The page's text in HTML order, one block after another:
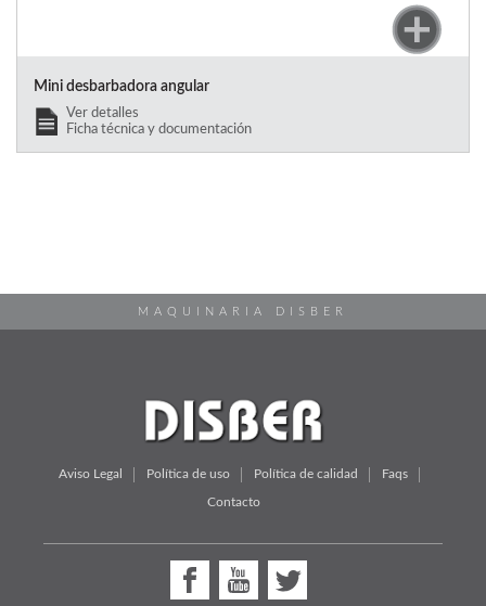
Mini desbarbadora angular
Ver detalles
Ficha técnica y documentación
MAQUINARIA DISBER
Aviso Legal Política de uso Política de calidad Faqs
Contacto